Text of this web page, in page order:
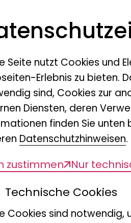
Ausrüstung
verfügt über ein Zeiss
Dabei
Bereich, in dem der
befindet
Seite nutzt Cookies und
Erlebnis zu bieten.
sind, Cookies zur
Diensten, deren
finden Sie unten
Datenschutzhinweisen.
zustimmen Nur
Technische Cookies
Cookies sind notwendig,